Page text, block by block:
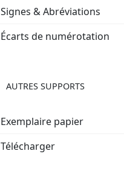
Signes & Abréviations
Écarts de numérotation
AUTRES SUPPORTS
Exemplaire papier
Télécharger